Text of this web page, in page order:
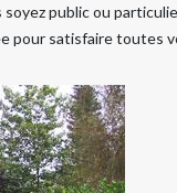
soyez public ou
pour satisfaire toutes